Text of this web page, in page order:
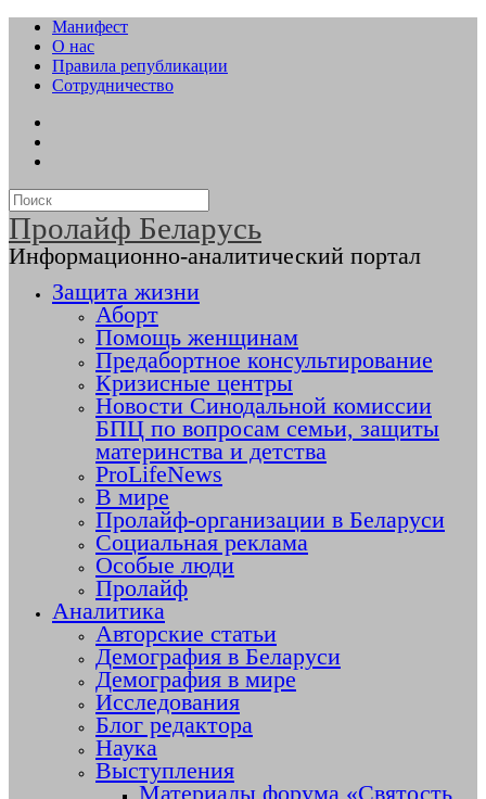
Манифест
О нас
Правила републикации
Сотрудничество
Пролайф Беларусь
Информационно-аналитический портал
Защита жизни
Аборт
Помощь женщинам
Предабортное консультирование
Кризисные центры
Новости Синодальной комиссии
БПЦ по вопросам семьи, защиты
материнства и детства
ProLifeNews
В мире
Пролайф-организации в Беларуси
Социальная реклама
Особые люди
Пролайф
Аналитика
Авторские статьи
Демография в Беларуси
Демография в мире
Исследования
Блог редактора
Наука
Выступления